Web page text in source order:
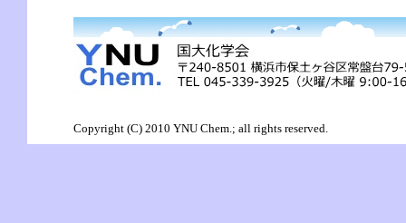
Copyright (C) 2010 YNU Chem.; all rights reserved.